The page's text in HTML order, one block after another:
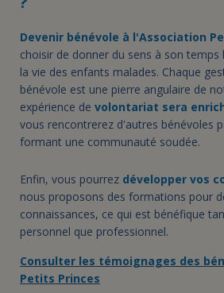
Devenir bénévole à l'Association
choisir de donner du sens à son
la vie des enfants malades. Chaque
bénévole est une pierre angulaire de
expérience de volontariat sera
vous rencontrerez d'autres bénévoles
formant une communauté soudée.
Enfin, vous pourrez développer vos
nous proposons des formations pour
connaissances, ce qui est bénéfique
personnel que professionnel.
Consulter les témoignages des
Petits Princes